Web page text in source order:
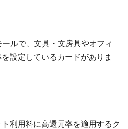
ルで、文具・文房具やオフィ
設定しているカードがありま
利用料に高還元率を適用するク